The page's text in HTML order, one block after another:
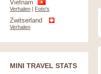
Vietnam
Verhalen | Foto's
Zwitserland
Verhalen
MINI TRAVEL STATS